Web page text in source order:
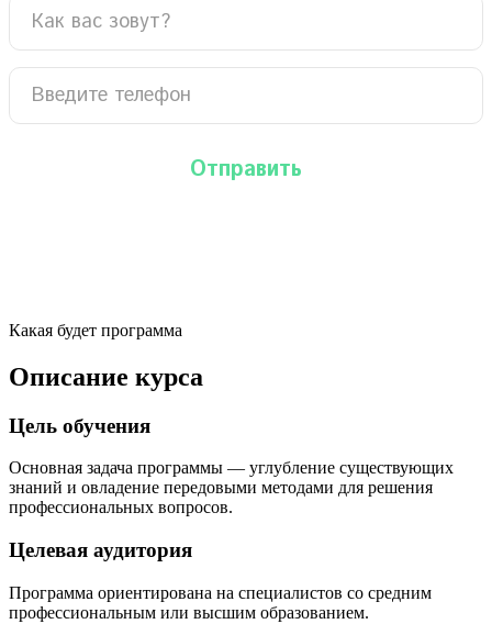
Какая будет программа
Описание курса
Цель обучения
Основная задача программы — углубление существующих
знаний и овладение передовыми методами для решения
профессиональных вопросов.
Целевая аудитория
Программа ориентирована на специалистов со средним
профессиональным или высшим образованием.